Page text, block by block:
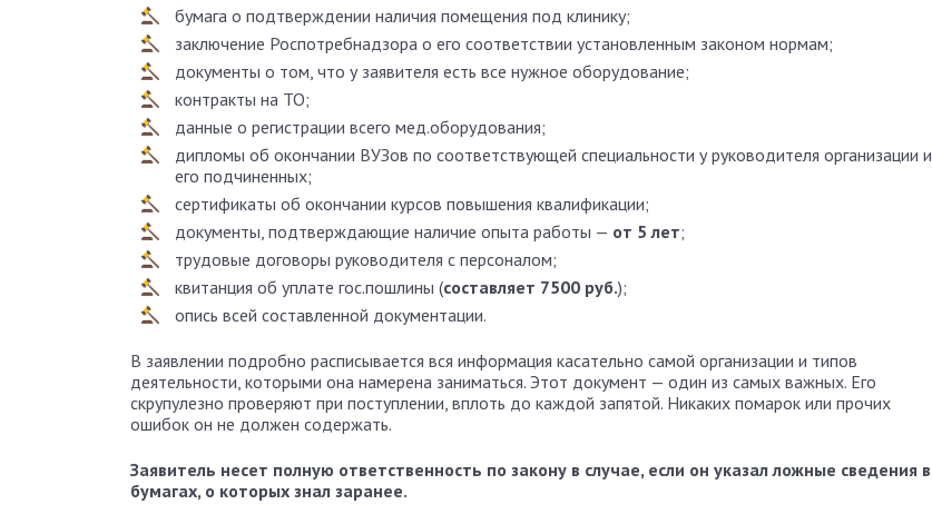
бумага о подтверждении наличия помещения под клинику;
заключение Роспотребнадзора о его соответствии установленным законом нормам;
документы о том, что у заявителя есть все нужное оборудование;
контракты на ТО;
данные о регистрации всего мед.оборудования;
дипломы об окончании ВУЗов по соответствующей специальности у руководителя организации и
его подчиненных;
сертификаты об окончании курсов повышения квалификации;
документы, подтверждающие наличие опыта работы — от 5 лет;
трудовые договоры руководителя с персоналом;
квитанция об уплате гос.пошлины (составляет 7500 руб.);
опись всей составленной документации.
В заявлении подробно расписывается вся информация касательно самой организации и типов
деятельности, которыми она намерена заниматься. Этот документ — один из самых важных. Его
скрупулезно проверяют при поступлении, вплоть до каждой запятой. Никаких помарок или прочих
ошибок он не должен содержать.
Заявитель несет полную ответственность по закону в случае, если он указал ложные сведения в
бумагах, о которых знал заранее.